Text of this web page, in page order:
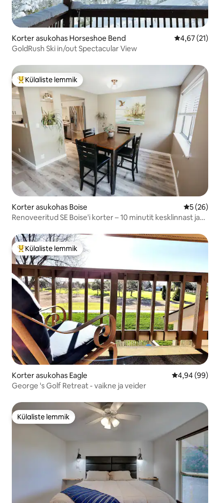
Korter asukohas Horseshoe Bend Keskmine
4,67 (21)
GoldRush Ski in/out Spectacular View
Külaliste suur lemmik
Külaliste lemmik
Korter asukohas Boise Keskmine
5 (26)
Renoveeritud SE Boise'i korter – 10 minutit kesklinnast ja
Külaliste suur lemmik
Külaliste lemmik
Korter asukohas Eagle Keskmine
4,94 (99)
George 's Golf Retreat - vaikne ja veider
Külaliste lemmik
Külaliste lemmik